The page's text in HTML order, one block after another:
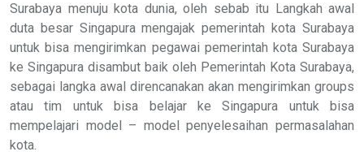
Surabaya menuju kota dunia, oleh sebab itu Langkah awal
duta besar Singapura mengajak pemerintah kota Surabaya
untuk bisa mengirimkan pegawai pemerintah kota Surabaya
ke Singapura disambut baik oleh Pemerintah Kota Surabaya,
sebagai langka awal direncanakan akan mengirimkan groups
atau tim untuk bisa belajar ke Singapura untuk bisa
mempelajari model – model penyelesaihan permasalahan
kota.